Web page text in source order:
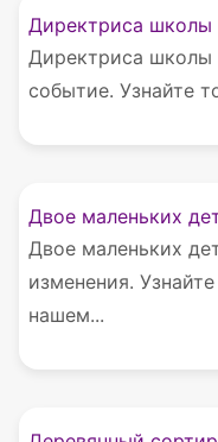
Директриса школы
Директриса школы
событие. Узнайте
Двое маленьких
Двое маленьких
изменения.
нашем...